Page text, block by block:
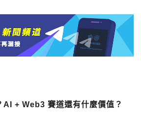
AI + Web3 賽道還有什麼價值？